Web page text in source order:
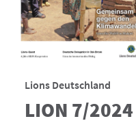
Lions Deutschland
LION 7/2024